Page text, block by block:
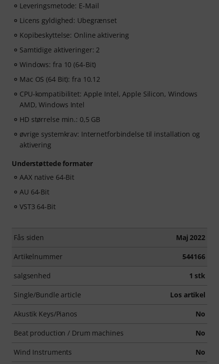
Leveringsmetode: E-Mail
Licens gyldighed: Ubegrænset
Kopibeskyttelse: Online aktivering
Samtidige aktiveringer: 2
Windows: fra 10 (64-Bit)
Mac OS (64 Bit): fra 10.12
CPU-kompatibilitet: Apple Intel, Apple Silicon, Windows
AMD, Windows Intel
HD størrelse min.: 0,5 GB
øvrige systemkrav: Internetforbindelse til installation og
aktivering
Understøttede formater
AAX native 64-Bit
AU 64-Bit
VST3 64-Bit
Fås siden Maj 2022
Artikelnummer 544166
salgsenhed 1 stk
Single/Bundle article Los artikel
Akustik Keys/Pianos No
Beat production / Drum machines No
Wind Instruments No